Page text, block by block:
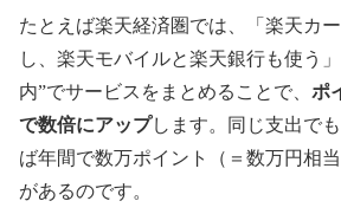
たとえば楽天経済圏では、「楽天カ
し、楽天モバイルと楽天銀行も使う
内”でサービスをまとめることで、 ポ
で数倍にアップします。同じ支出で
ば年間で数万ポイント（＝数万円相
があるのです。